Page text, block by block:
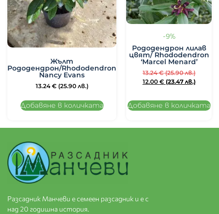
Жълт
Рододендрон/Rhododendron
Nancy Evans
13.24 € (25.90 лв.)
Добавяне в количката
-9%
Рододендрон лилав
цвят/ Rhododendron
‘Marcel Menard’
13.24€ (25.90 лв.)
12.00 € (23.47 лв.)
Добавяне в количката
Разсадник Манчеви е семеен разсадник и е с
над 20 годишна история.